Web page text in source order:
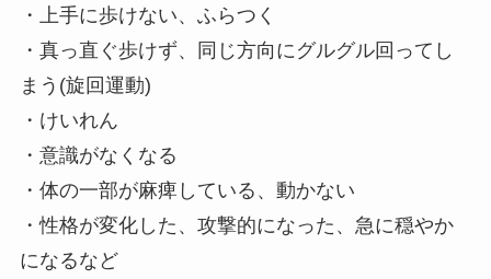
・上手に歩けない、ふらつく
・真っ直ぐ歩けず、同じ方向にグルグル回ってし
まう(旋回運動)
・けいれん
・意識がなくなる
・体の一部が麻痺している、動かない
・性格が変化した、攻撃的になった、急に穏やか
になるなど